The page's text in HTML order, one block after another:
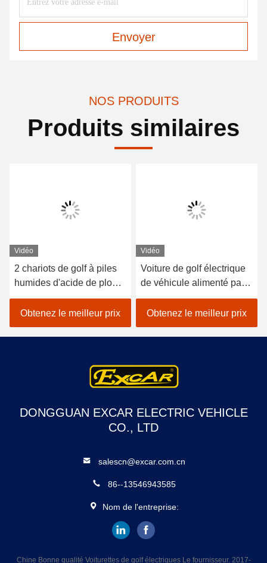
Envoyer
NOS PRODUITS
Produits similaires
Vidéo
2 chariots de golf à piles
humides d'acide de plomb
de sièges/golf avec des
erreurs électrique de
voiture
Obtenez le meilleur prix
Vidéo
Voiture de golf électrique
de véhicule alimenté par
batterie au lithium 48V
EXCAR A1S6 + 2 blanc
Obtenez le meilleur prix
DONGGUAN EXCAR ELECTRIC VEHICLE
CO., LTD
salescn@excar.com.cn
86--13546943585
Nom de l'entreprise:
Chine Bonne qualité Voiturettes de golf électriques Le fournisseur. 2017-